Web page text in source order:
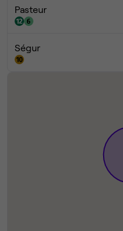
Pasteur
Ségur